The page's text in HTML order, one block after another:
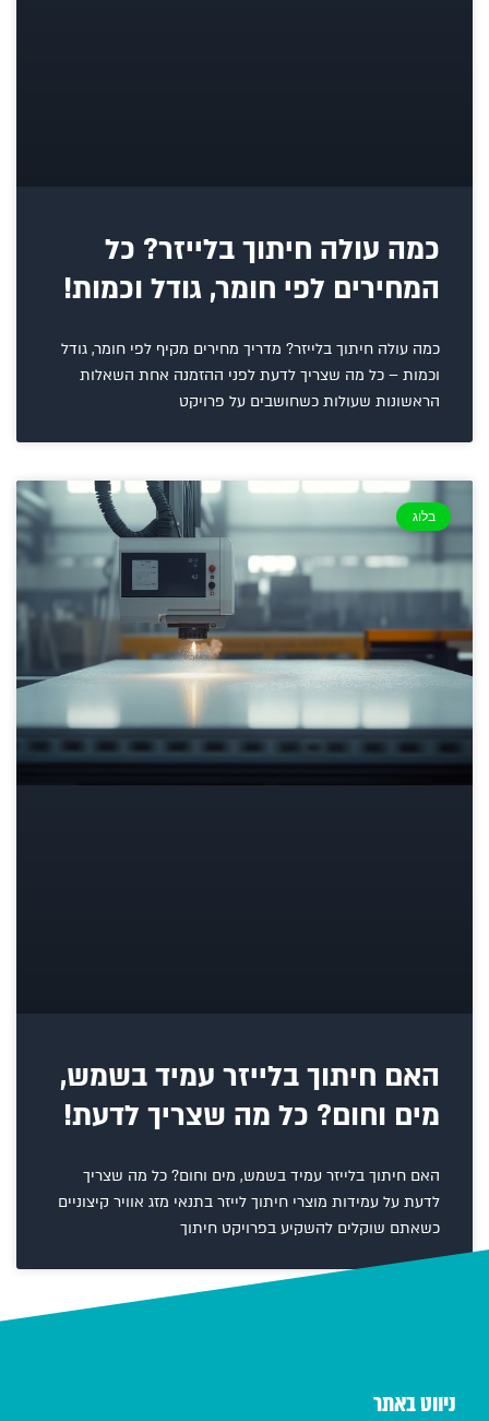
כמה עולה חיתוך בלייזר? כל
המחירים לפי חומר, גודל וכמות!
כמה עולה חיתוך בלייזר? מדריך מחירים מקיף לפי חומר, גודל
וכמות – כל מה שצריך לדעת לפני ההזמנה אחת השאלות
הראשונות שעולות כשחושבים על פרויקט
בלוג
האם חיתוך בלייזר עמיד בשמש,
מים וחום? כל מה שצריך לדעת!
האם חיתוך בלייזר עמיד בשמש, מים וחום? כל מה שצריך
לדעת על עמידות מוצרי חיתוך לייזר בתנאי מזג אוויר קיצוניים
כשאתם שוקלים להשקיע בפרויקט חיתוך
ניווט באתר